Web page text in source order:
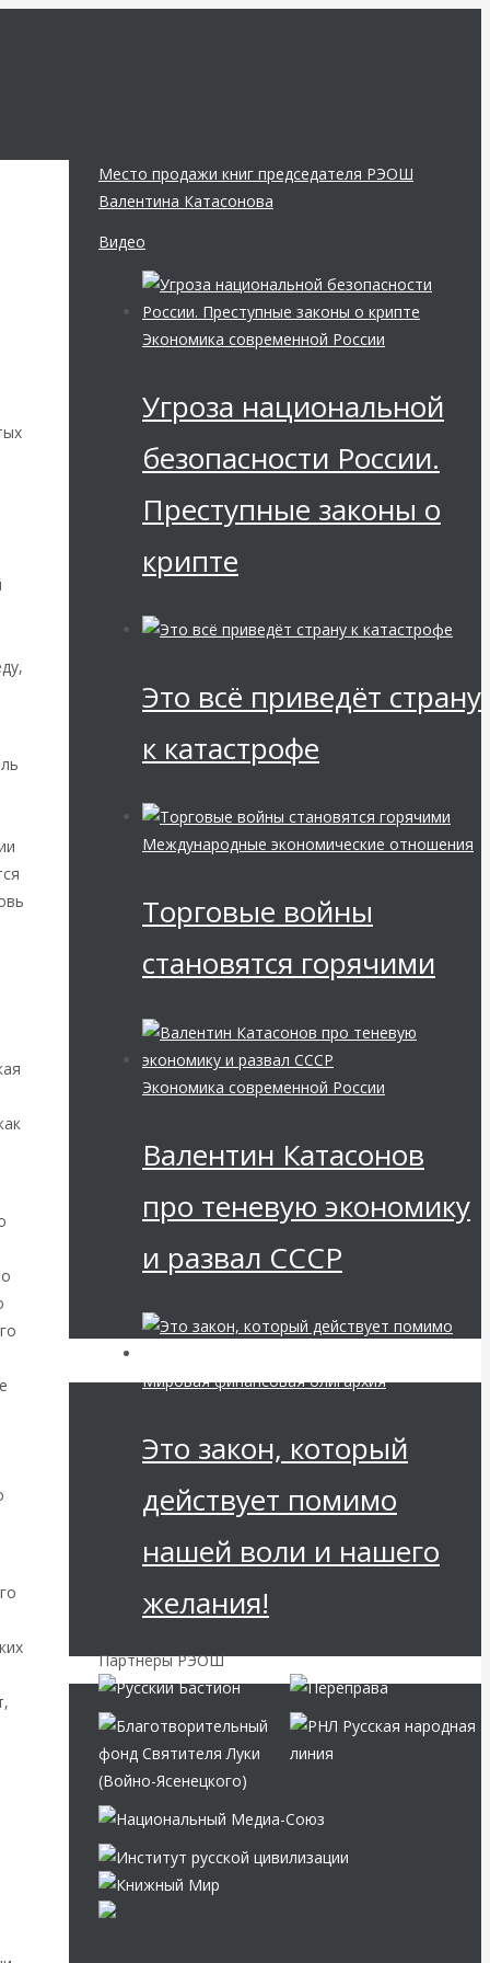
Место продажи книг председателя РЭОШ
Валентина Катасонова
Видео
Экономика современной России
Угроза национальной
безопасности России.
Преступные законы о
крипте
Это всё приведёт страну
к катастрофе
Международные экономические отношения
Торговые войны
становятся горячими
Экономика современной России
Валентин Катасонов
про теневую экономику
и развал СССР
Мировая финансовая олигархия
Это закон, который
действует помимо
нашей воли и нашего
желания!
Партнёры РЭОШ